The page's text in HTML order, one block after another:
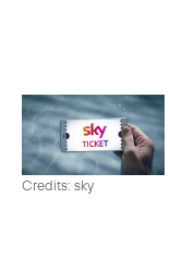
Credits: sky